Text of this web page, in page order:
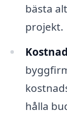
bästa
projekt.
hålla